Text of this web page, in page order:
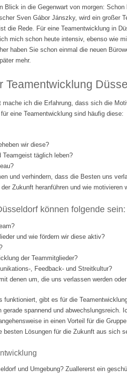
Blick in die Gegenwart von morgen:
Sven Gábor Jánszky, wird ein großer
die Rede. Für eine Teamentwicklung in
mich schon heute intensiv, ebenso wie
haben Sie schon einmal die neuen
mehr.
Teamentwicklung
ich die Erfahrung, dass sich die
eine Teamentwicklung sind häufig diese:
wir diese?
Teamgeist täglich leben?
und verhindern, dass die Besten uns
Zukunft heranführen und wie
können folgende sein:
und wie fördern wir diese aktiv?
der Teammitglieder?
, Feedback- und Streitkultur?
denen um, die uns verlassen werden
gibt es für die
spannend und abwechslungsreich.
in einen Vorteil für die
Lösungen für die Zukunft aus sich
und Umgebung? Zuallererst ein